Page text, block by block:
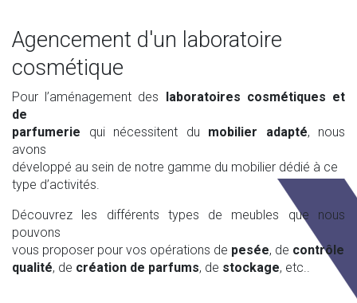
Agencement d'un laboratoire
cosmétique
Pour l’aménagement des
laboratoires cosmétiques et
de
parfumerie qui nécessitent du mobilier adapté, nous
avons
développé au sein de notre gamme du mobilier dédié à ce
type d’activités.
Découvrez les différents types de meubles que nous
pouvons
vous proposer pour vos opérations de pesée, de contrôle
qualité, de création de parfums, de stockage, etc..